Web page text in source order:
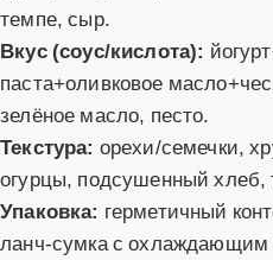
темпе, сыр.
Вкус (соус/кислота):
паста+оливковое
зелёное масло, песто.
Текстура: орехи/семечки,
огурцы, подсушенный хлеб,
Упаковка: герметичный
ланч-сумка с охлаждающим